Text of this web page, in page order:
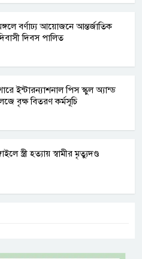
বর্ণাঢ্য আয়োজনে আন্তর্জাতিক
দিবস পালিত
ইন্টারন্যাশনাল পিস স্কুল অ্যান্ড
বৃক্ষ বিতরণ কর্মসূচি
স্ত্রী হত্যায় স্বামীর মৃত্যুদণ্ড